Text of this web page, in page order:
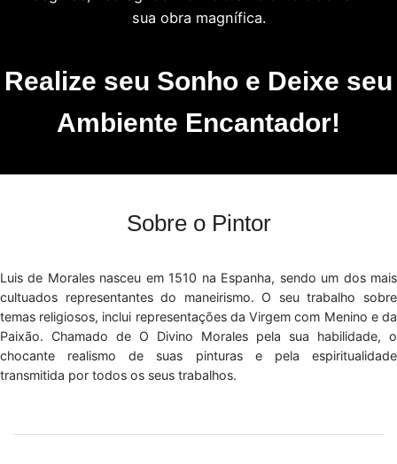
sua obra magnífica.
Realize seu Sonho e Deixe seu
Ambiente Encantador!
Sobre o Pintor
Luis de Morales nasceu em 1510 na Espanha, sendo um dos mais
cultuados representantes do maneirismo. O seu trabalho sobre
temas religiosos, inclui representações da Virgem com Menino e da
Paixão. Chamado de O Divino Morales pela sua habilidade, o
chocante realismo de suas pinturas e pela espiritualidade
transmitida por todos os seus trabalhos.